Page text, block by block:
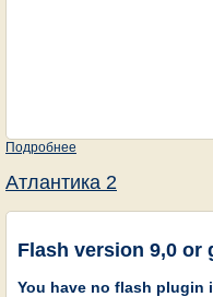
Подробнее
Атлантика 2
Flash version 9,0 or
You have no flash plugin